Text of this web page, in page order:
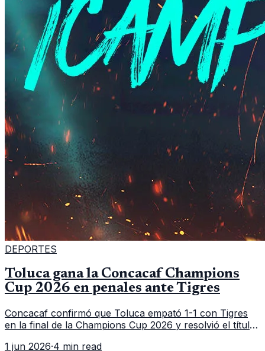
DEPORTES
Toluca gana la Concacaf Champions
Cup 2026 en penales ante Tigres
Concacaf confirmó que Toluca empató 1-1 con Tigres
en la final de la Champions Cup 2026 y resolvió el título
del portero Luis Garcia.
1 jun 2026·4 min read